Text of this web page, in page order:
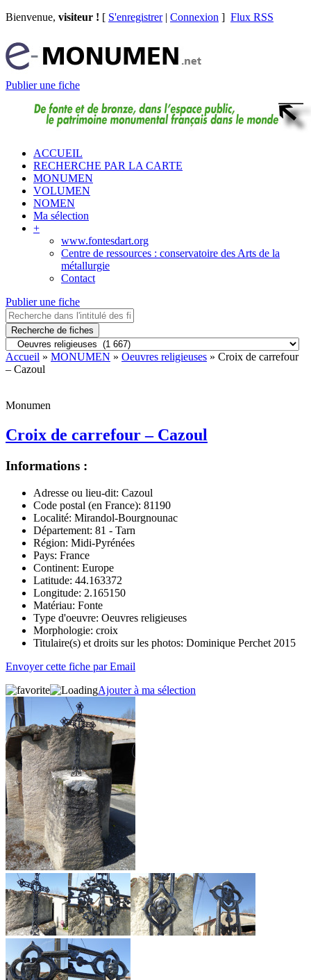
Bienvenue, visiteur ! [ S'enregistrer| Connexion ] Flux RSS
Publier une fiche
ACCUEIL
RECHERCHE PAR LA CARTE
MONUMEN
VOLUMEN
NOMEN
Ma sélection
+
www.fontesdart.org
Centre de ressources : conservatoire des Arts de la
métallurgie
Contact
Publier une fiche
Recherche de fiches
Accueil » MONUMEN » Oeuvres religieuses » Croix de carrefour
– Cazoul
Monumen
Croix de carrefour – Cazoul
Informations :
Adresse ou lieu-dit: Cazoul
Code postal (en France): 81190
Localité: Mirandol-Bourgnounac
Département: 81 - Tarn
Région: Midi-Pyrénées
Pays: France
Continent: Europe
Latitude: 44.163372
Longitude: 2.165150
Matériau: Fonte
Type d'oeuvre: Oeuvres religieuses
Morphologie: croix
Titulaire(s) et droits sur les photos: Dominique Perchet 2015
Envoyer cette fiche par Email
Ajouter à ma sélection